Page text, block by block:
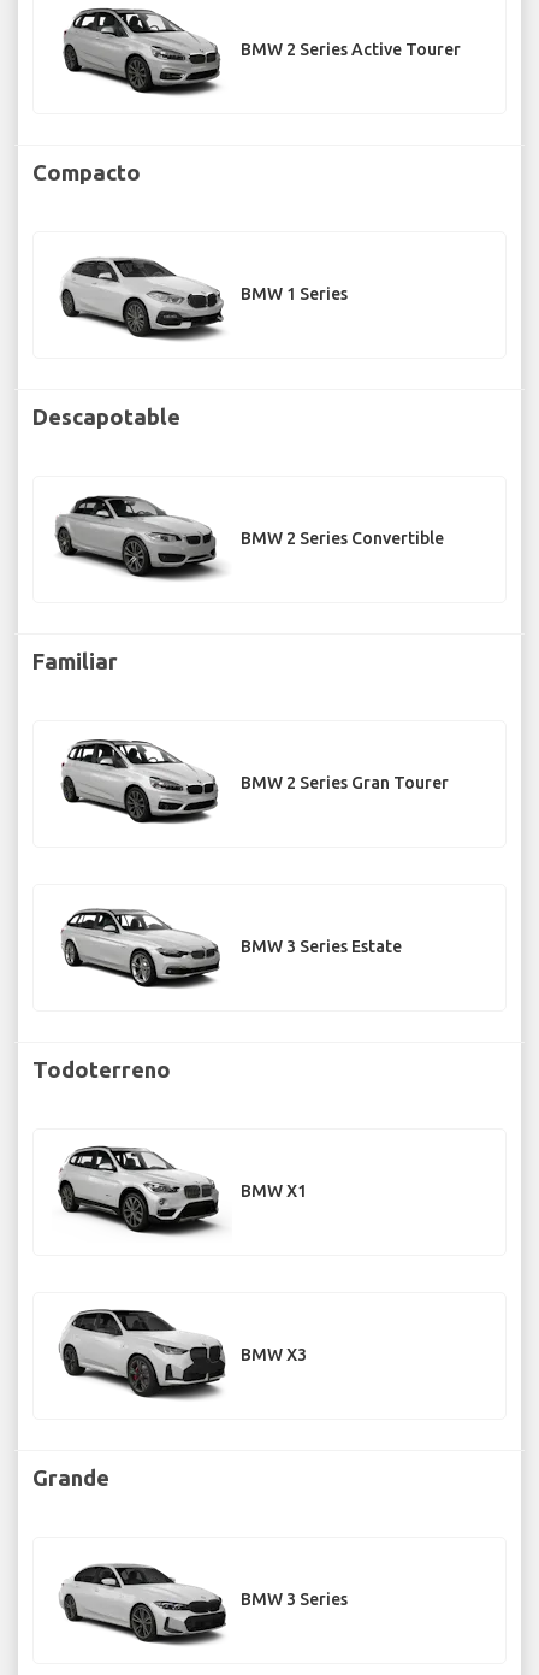
BMW 2 Series Active Tourer
Compacto
BMW 1 Series
Descapotable
BMW 2 Series Convertible
Familiar
BMW 2 Series Gran Tourer
BMW 3 Series Estate
Todoterreno
BMW X1
BMW X3
Grande
BMW 3 Series